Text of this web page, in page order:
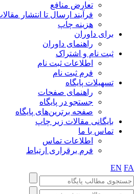
تعارض منافع
فرآیند ارسال تا انتشار مقالات
هزینه چاپ
برای داوران
راهنمای داوران
ثبت نام و اشتراک
اطلاعات ثبت نام
فرم ثبت نام
تسهیلات پایگاه
راهنمای صفحات
جستجو در پایگاه
صفحه برترین‌های پایگاه
بایگانی مقالات زیر چاپ
تماس با ما
اطلاعات تماس
فرم برقراری ارتباط
EN